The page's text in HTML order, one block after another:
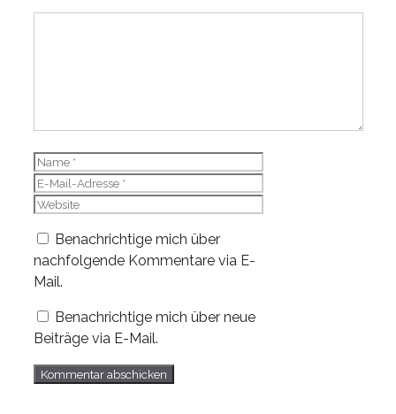
Name
E-
Mail-
Website
Benachrichtige mich über
nachfolgende Kommentare via E-
Mail.
Benachrichtige mich über neue
Beiträge via E-Mail.